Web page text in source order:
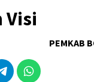
Visi
PEMKAB